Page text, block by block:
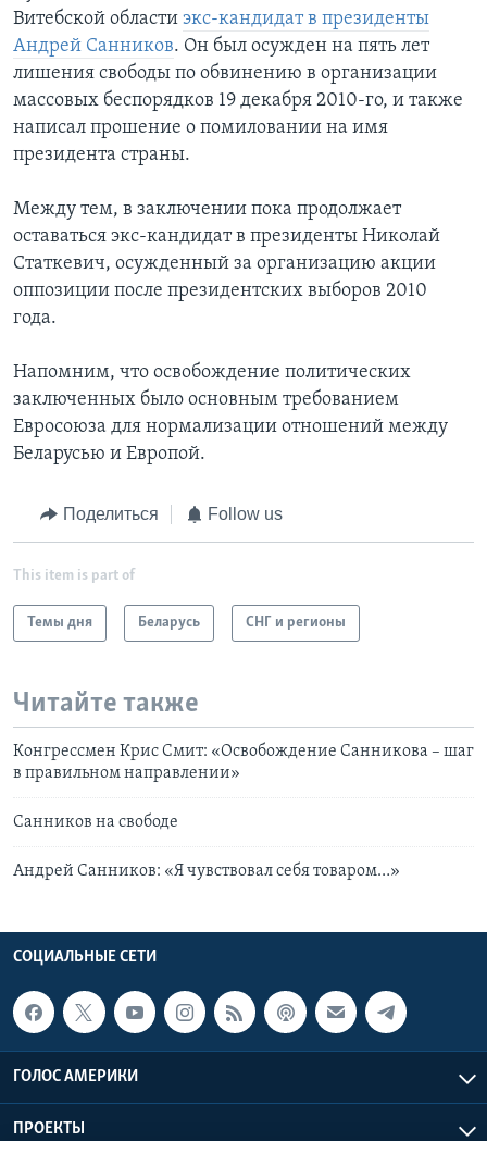
Витебской области экс-кандидат в президенты
Андрей Санников. Он был осужден на пять лет
лишения свободы по обвинению в организации
массовых беспорядков 19 декабря 2010-го, и также
написал прошение о помиловании на имя
президента страны.
Между тем, в заключении пока продолжает
оставаться экс-кандидат в президенты Николай
Статкевич, осужденный за организацию акции
оппозиции после президентских выборов 2010
года.
Напомним, что освобождение политических
заключенных было основным требованием
Евросоюза для нормализации отношений между
Беларусью и Европой.
Поделиться Follow us
This item is part of
Темы дня Беларусь СНГ и регионы
Читайте также
Конгрессмен Крис Смит: «Освобождение Санникова – шаг
в правильном направлении»
Санников на свободе
Андрей Санников: «Я чувствовал себя товаром…»
СОЦИАЛЬНЫЕ СЕТИ
ГОЛОС АМЕРИКИ
ПРОЕКТЫ